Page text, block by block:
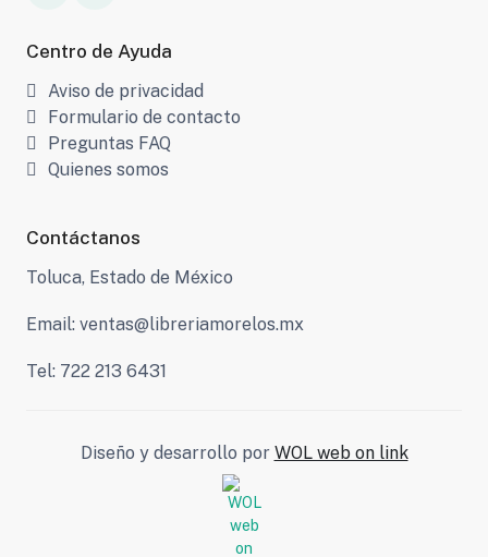
Centro de Ayuda
Aviso de privacidad
Formulario de contacto
Preguntas FAQ
Quienes somos
Contáctanos
Toluca, Estado de México
Email: ventas@libreriamorelos.mx
Tel: 722 213 6431
Diseño y desarrollo por WOL web on link